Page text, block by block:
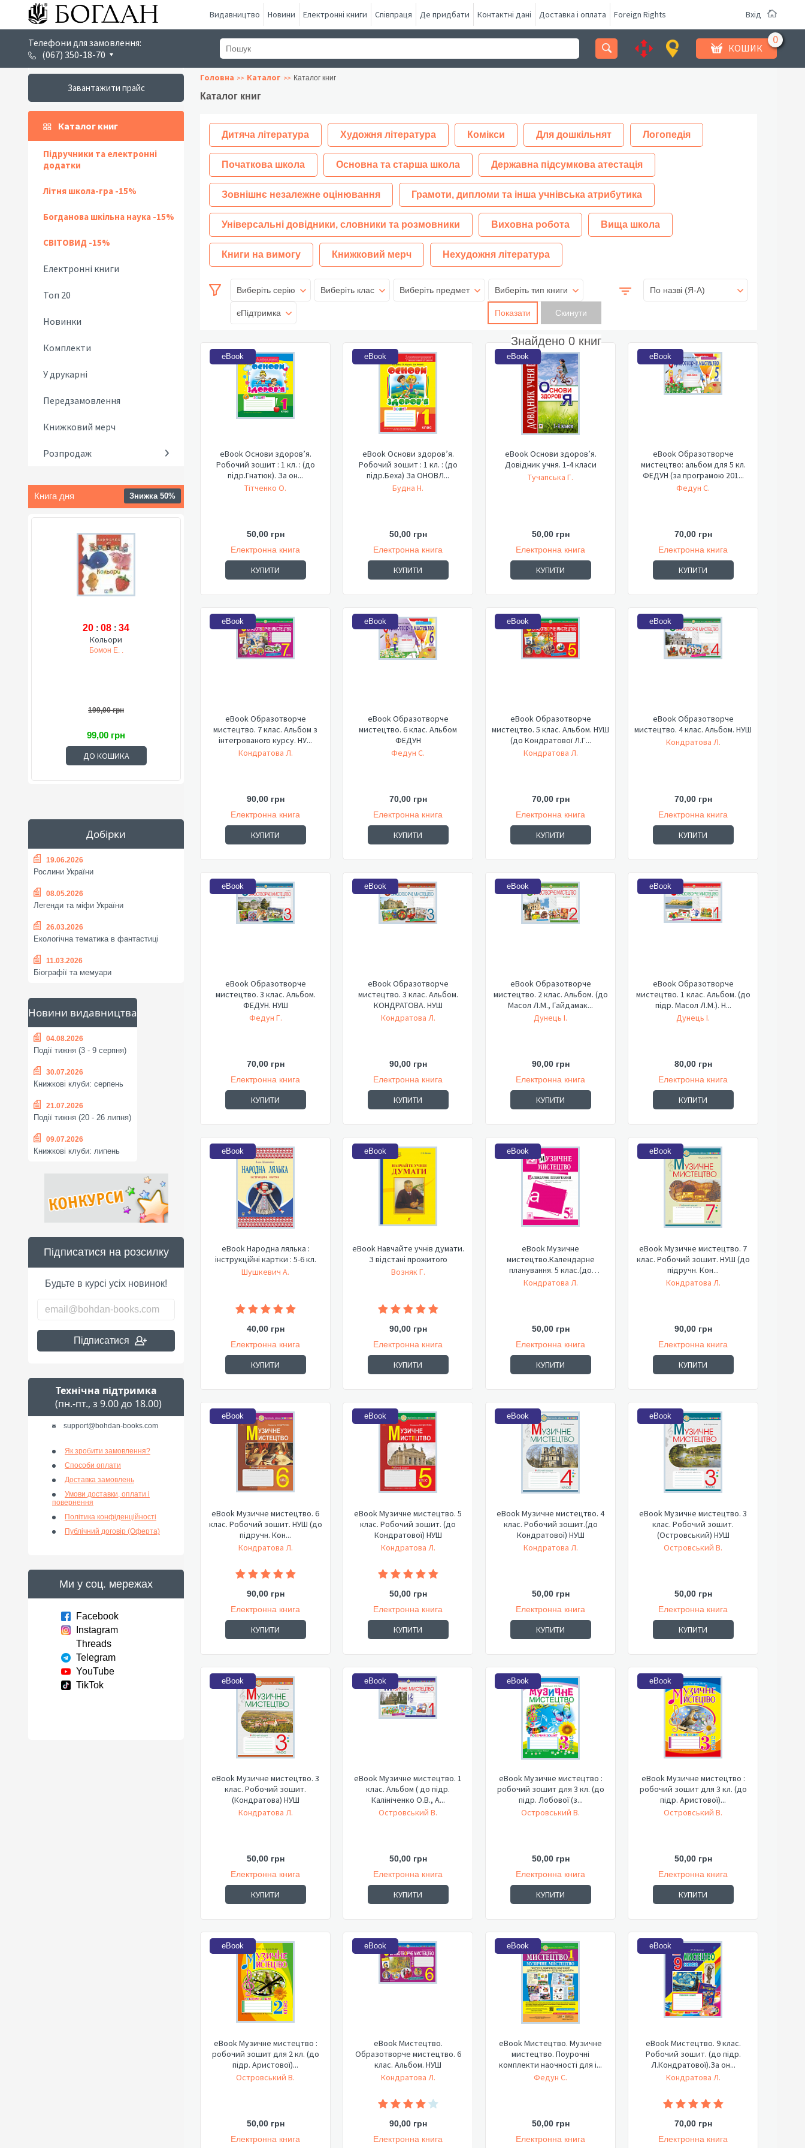
Видавництво Новини Електронні книги Співпраця Де придбати Контактні дані Доставка і оплата Foreign Rights Вхід
Телефони для замовлення:
(067) 350-18-70
КОШИК
Завантажити прайс
Каталог книг
Підручники та електронні
додатки
Літня школа-гра -15%
Богданова шкільна наука -15%
СВІТОВИД -15%
Електронні книги
Топ 20
Новинки
Комплекти
У друкарні
Передзамовлення
Книжковий мерч
Розпродаж
Книга дня Знижка 50%
20 : 08 : 33
Кольори
Бомон Е. .
199,00 грн
99,00 грн
ДО КОШИКА
Добірки
19.06.2026
Рослини України
08.05.2026
Легенди та міфи України
26.03.2026
Екологічна тематика в фантастиці
11.03.2026
Біографії та мемуари
Новини видавництва
04.08.2026
Події тижня (3 - 9 серпня)
30.07.2026
Книжкові клуби: серпень
21.07.2026
Події тижня (20 - 26 липня)
09.07.2026
Книжкові клуби: липень
Підписатися на розсилку
Будьте в курсі усіх новинок!
Підписатися
Технічна підтримка
(пн.-пт., з 9.00 до 18.00)
support@bohdan-books.com
Як зробити замовлення?
Способи оплати
Доставка замовлень
Умови доставки, оплати і
повернення
Політика конфіденційності
Публічний договір (Оферта)
Ми у соц. мережах
Facebook
Instagram
Threads
Telegram
YouTube
TikTok
Головна Каталог Каталог книг
Каталог книг
Дитяча література Художня література Комікси Для дошкільнят Логопедія
Початкова школа Основна та старша школа Державна підсумкова атестація
Зовнішнє незалежне оцінювання Грамоти, дипломи та інша учнівська атрибутика
Універсальні довідники, словники та розмовники Виховна робота Вища школа
Книги на вимогу Книжковий мерч Нехудожня література
Виберіть серію Виберіть клас Виберіть предмет Виберіть тип книги
єПідтримка Показати
Знайдено 0 книг
По назві (Я-А)
eBook
eBook Основи здоров’я.
Робочий зошит : 1 кл. : (до
підр.Гнатюк). За он...
Тітченко О.
50,00 грн
Електронна книга
КУПИТИ
eBook
eBook Основи здоров’я.
Робочий зошит : 1 кл. : (до
підр.Беха) За ОНОВЛ...
Будна Н.
50,00 грн
Електронна книга
КУПИТИ
eBook
eBook Основи здоров’я.
Довідник учня. 1-4 класи
Тучапська Г.
50,00 грн
Електронна книга
КУПИТИ
eBook
eBook Образотворче
мистецтво: альбом для 5 кл.
ФЕДУН (за програмою 201...
Федун С.
70,00 грн
Електронна книга
КУПИТИ
eBook
eBook Образотворче
мистецтво. 7 клас. Альбом з
інтегрованого курсу. НУ...
Кондратова Л.
90,00 грн
Електронна книга
КУПИТИ
eBook
eBook Образотворче
мистецтво. 6 клас. Альбом
ФЕДУН
Федун С.
70,00 грн
Електронна книга
КУПИТИ
eBook
eBook Образотворче
мистецтво. 5 клас. Альбом. НУШ
(до Кондратової Л.Г...
Кондратова Л.
70,00 грн
Електронна книга
КУПИТИ
eBook
eBook Образотворче
мистецтво. 4 клас. Альбом. НУШ
Кондратова Л.
70,00 грн
Електронна книга
КУПИТИ
eBook
eBook Образотворче
мистецтво. 3 клас. Альбом.
ФЕДУН. НУШ
Федун Г.
70,00 грн
Електронна книга
КУПИТИ
eBook
eBook Образотворче
мистецтво. 3 клас. Альбом.
КОНДРАТОВА. НУШ
Кондратова Л.
90,00 грн
Електронна книга
КУПИТИ
eBook
eBook Образотворче
мистецтво. 2 клас. Альбом. (до
Масол Л.М., Гайдамак...
Дунець І.
90,00 грн
Електронна книга
КУПИТИ
eBook
eBook Образотворче
мистецтво. 1 клас. Альбом. (до
підр. Масол Л.М.). Н...
Дунець І.
80,00 грн
Електронна книга
КУПИТИ
eBook
eBook Народна лялька :
інструкційні картки : 5-6 кл.
Шушкевич А.
40,00 грн
Електронна книга
КУПИТИ
eBook
eBook Навчайте учнів думати.
З відстані прожитого
Возняк Г.
90,00 грн
Електронна книга
КУПИТИ
eBook
eBook Музичне
мистецтво.Календарне
планування. 5 клас.(до
підруч.Кондр...
Кондратова Л.
50,00 грн
Електронна книга
КУПИТИ
eBook
eBook Музичне мистецтво. 7
клас. Робочий зошит. НУШ (до
підручн. Кон...
Кондратова Л.
90,00 грн
Електронна книга
КУПИТИ
eBook
eBook Музичне мистецтво. 6
клас. Робочий зошит. НУШ (до
підручн. Кон...
Кондратова Л.
90,00 грн
Електронна книга
КУПИТИ
eBook
eBook Музичне мистецтво. 5
клас. Робочий зошит. (до
Кондратової) НУШ
Кондратова Л.
50,00 грн
Електронна книга
КУПИТИ
eBook
eBook Музичне мистецтво. 4
клас. Робочий зошит.(до
Кондратової) НУШ
Кондратова Л.
50,00 грн
Електронна книга
КУПИТИ
eBook
eBook Музичне мистецтво. 3
клас. Робочий зошит.
(Островський) НУШ
Островський В.
50,00 грн
Електронна книга
КУПИТИ
eBook
eBook Музичне мистецтво. 3
клас. Робочий зошит.
(Кондратова) НУШ
Кондратова Л.
50,00 грн
Електронна книга
КУПИТИ
eBook
eBook Музичне мистецтво. 1
клас. Альбом ( до підр.
Калініченко О.В., А...
Островський В.
50,00 грн
Електронна книга
КУПИТИ
eBook
eBook Музичне мистецтво :
робочий зошит для 3 кл. (до
підр. Лобової (з...
Островський В.
50,00 грн
Електронна книга
КУПИТИ
eBook
eBook Музичне мистецтво :
робочий зошит для 3 кл. (до
підр. Аристової)...
Островський В.
50,00 грн
Електронна книга
КУПИТИ
eBook
eBook Музичне мистецтво :
робочий зошит для 2 кл. (до
підр. Аристової)...
Островський В.
50,00 грн
Електронна книга
eBook
eBook Мистецтво.
Образотворче мистецтво. 6
клас. Альбом. НУШ
Кондратова Л.
90,00 грн
Електронна книга
eBook
eBook Мистецтво. Музичне
мистецтво. Поурочні
комплекти наочності для і...
Федун С.
50,00 грн
Електронна книга
eBook
eBook Мистецтво. 9 клас.
Робочий зошит. (до підр.
Л.Кондратової).За он...
Кондратова Л.
70,00 грн
Електронна книга